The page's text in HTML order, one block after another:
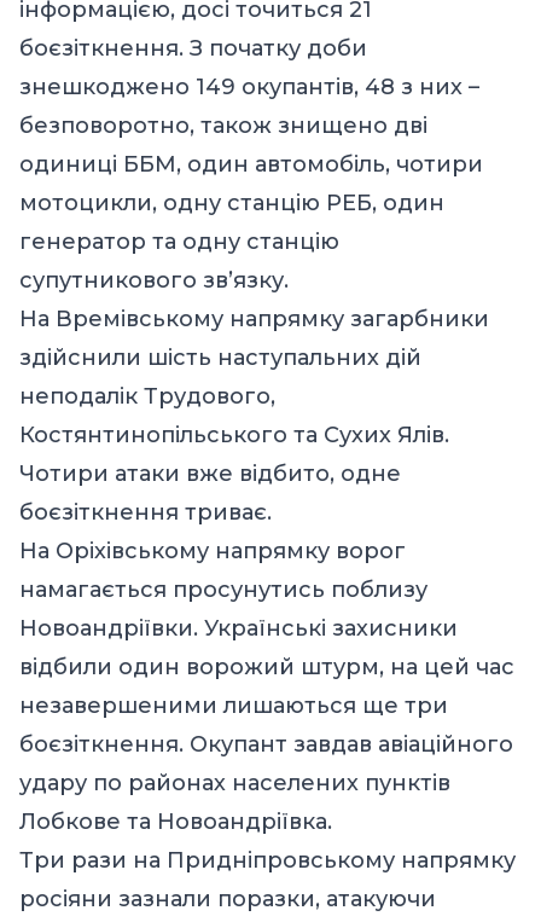
інформацією, досі точиться 21
боєзіткнення. З початку доби
знешкоджено 149 окупантів, 48 з них –
безповоротно, також знищено дві
одиниці ББМ, один автомобіль, чотири
мотоцикли, одну станцію РЕБ, один
генератор та одну станцію
супутникового зв’язку.
На Времівському напрямку загарбники
здійснили шість наступальних дій
неподалік Трудового,
Костянтинопільського та Сухих Ялів.
Чотири атаки вже відбито, одне
боєзіткнення триває.
На Оріхівському напрямку ворог
намагається просунутись поблизу
Новоандріївки. Українські захисники
відбили один ворожий штурм, на цей час
незавершеними лишаються ще три
боєзіткнення. Окупант завдав авіаційного
удару по районах населених пунктів
Лобкове та Новоандріївка.
Три рази на Придніпровському напрямку
росіяни зазнали поразки, атакуючи